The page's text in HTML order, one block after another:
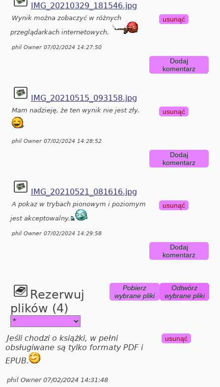
IMG_20210329_181546.jpg
Wynik można zobaczyć w różnych
przeglądarkach internetowych.
phil Owner 07/02/2024 14:27:50
usunąć
Dodaj
komentarz
IMG_20210515_093158.jpg
Mam nadzieję, że ten wynik nie jest zły.
phil Owner 07/02/2024 14:28:52
usunąć
Dodaj
komentarz
IMG_20210521_081616.jpg
A pokaz w trybach pionowym i poziomym
jest akceptowalny.
phil Owner 07/02/2024 14:29:58
usunąć
Dodaj
komentarz
Rezerwuj
plików (4)
Odtwórz
wybrane pliki
Pobierz
wybrane pliki
Jeśli chodzi o książki, w pełni
obsługiwane są tylko formaty PDF i
EPUB.
phil Owner 07/02/2024 14:31:48
usunąć